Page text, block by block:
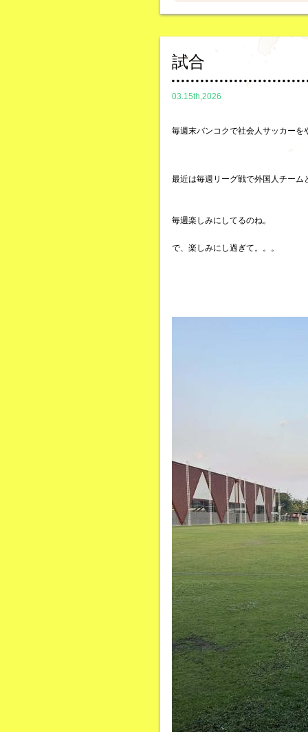
試合
03.15th,2026
毎週末バンコクで社会人サッカーを
最近は毎週リーグ戦で外国人チーム
毎週楽しみにしてるのね。
で、楽しみにし過ぎて。。。